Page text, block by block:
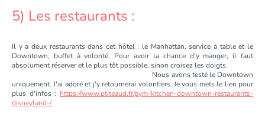
5) Les restaurants :
Il y a deux restaurants dans cet hôtel : le Manhattan, service à table et le
Downtown, buffet à volonté. Pour avoir la chance d'y manger, il faut
absolument réserver et le plus tôt possible, sinon croisez les doigts.
Nous avons testé le Downtown
uniquement. J'ai adoré et j'y retournerai volontiers. Je vous mets le lien pour
plus d'infos : https://www.ptiteaud.fr/pym-kitchen-downtown-restaurants-
disneyland-/